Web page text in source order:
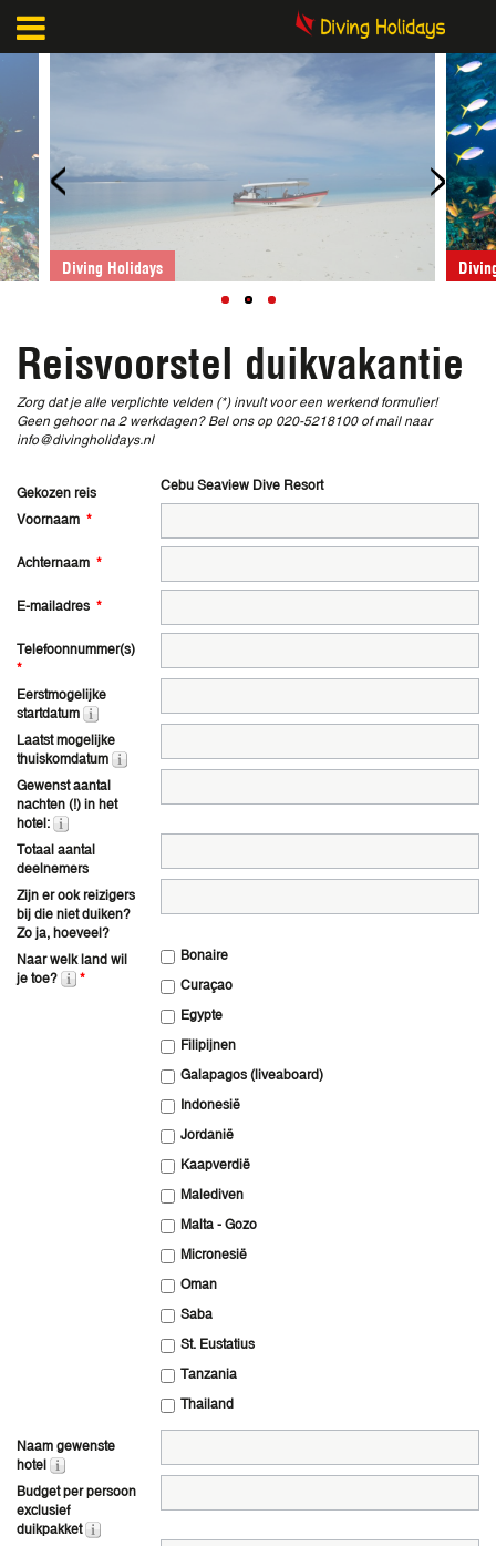
Diving Holidays
< >
Reisvoorstel duikvakantie
Zorg dat je alle verplichte velden (*) invult voor een werkend formulier!
Geen gehoor na 2 werkdagen? Bel ons op 020-5218100 of mail naar
info@divingholidays.nl
Gekozen reis Cebu Seaview Dive Resort
Voornaam *
Achternaam *
E-mailadres *
Telefoonnummer(s)
*
Eerstmogelijke
startdatum
Laatst mogelijke
thuiskomdatum
Gewenst aantal
nachten (!) in het
hotel:
Totaal aantal
deelnemers
Zijn er ook reizigers
bij die niet duiken?
Zo ja, hoeveel?
Naar welk land wil
je toe?
*
Bonaire
Curaçao
Egypte
Filipijnen
Galapagos (liveaboard)
Indonesië
Jordanië
Kaapverdië
Malediven
Malta - Gozo
Micronesië
Oman
Saba
St. Eustatius
Tanzania
Thailand
Naam gewenste
hotel
Budget per persoon
exclusief
duikpakket